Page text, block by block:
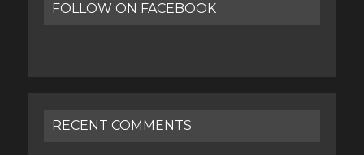
FOLLOW ON FACEBOOK
RECENT COMMENTS